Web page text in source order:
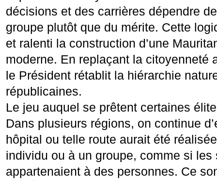
décisions et des carrières dépendre
groupe plutôt que du mérite. Cette
et ralenti la construction d’une
moderne. En replaçant la citoyenneté
le Président rétablit la hiérarchie
républicaines.
Le jeu auquel se prêtent certaines
Dans plusieurs régions, on continue
hôpital ou telle route aurait été
individu ou à un groupe, comme si
appartenaient à des personnes. Ce